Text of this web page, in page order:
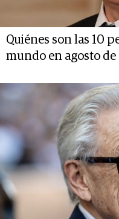
Quiénes son las 10
mundo en agosto de